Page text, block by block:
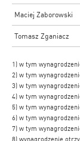
Maciej Zaborowski
Tomasz Zganiacz
1) w tym
2) w tym
3) w tym
4) w tym
5) w tym
6) w tym
7) w tym
8) wynagrodzenie